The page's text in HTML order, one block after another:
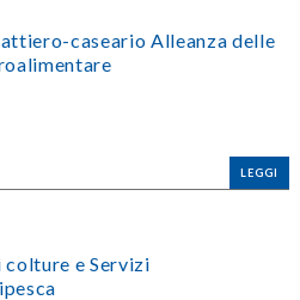
caseario Alleanza delle
LEGGI
e Servizi